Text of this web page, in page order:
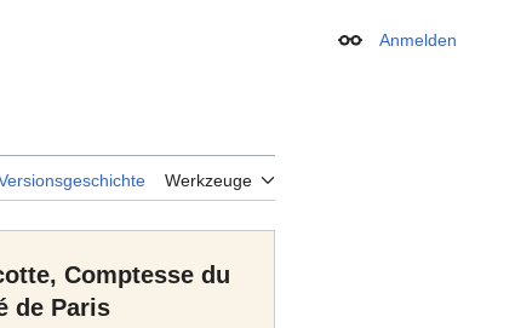
Erscheinungsbild
Anmelden
Werkzeuge
Comptesse du
de Paris